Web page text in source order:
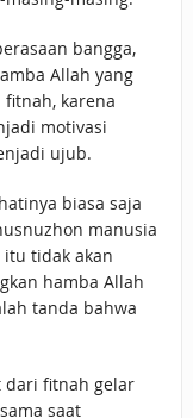
bangga,
Allah yang
karena
motivasi
ujub.
biasa saja
manusia
tidak akan
hamba Allah
tanda bahwa
dari fitnah gelar
saat